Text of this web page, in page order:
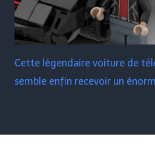
Cette légendaire voiture de
semble enfin recevoir un